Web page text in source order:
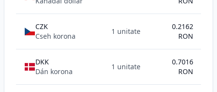
CZK
Cseh korona
1 unitate
0.2162
RON
DKK
Dán korona
1 unitate
0.7016
RON